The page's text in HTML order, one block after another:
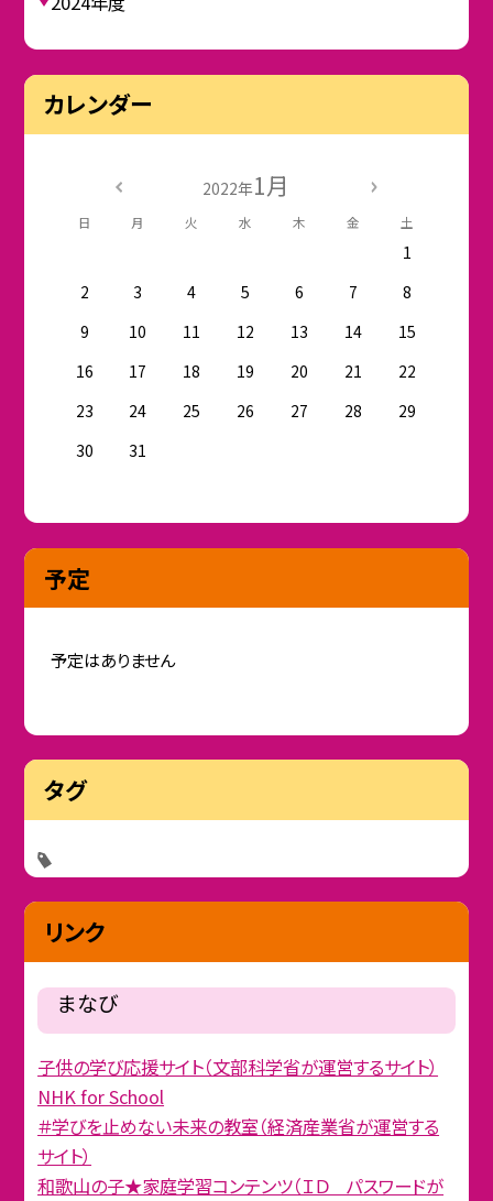
カレンダー
2022年1月
日 月 火 水 木 金 土
1
2
3 4 5 6 7
8
9
10 11 12 13 14
15
16
17 18 19 20 21
22
23
24 25 26 27 28
29
30
31
予定
予定はありません
タグ
リンク
まなび
子供の学び応援サイト（文部科学省が運営するサイト）
NHK for School
＃学びを止めない未来の教室（経済産業省が運営する
サイト）
和歌山の子★家庭学習コンテンツ（ＩＤ パスワードが